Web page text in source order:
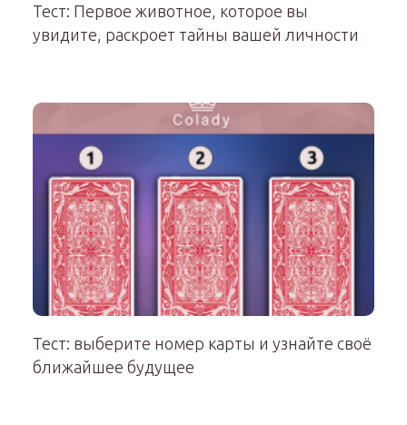
Тест: Первое животное, которое вы
увидите, раскроет тайны вашей личности
Тест: выберите номер карты и узнайте своё
ближайшее будущее